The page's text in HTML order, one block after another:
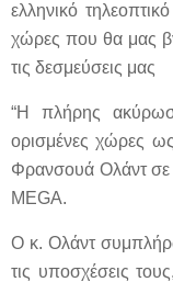
ελληνικό
χώρες που θα μας
τις δεσμεύσεις μας
“Η πλήρης
ορισμένες χώρες
Φρανσουά Ολάντ σε
MEGA.
Ο κ. Ολάντ
τις υποσχέσεις